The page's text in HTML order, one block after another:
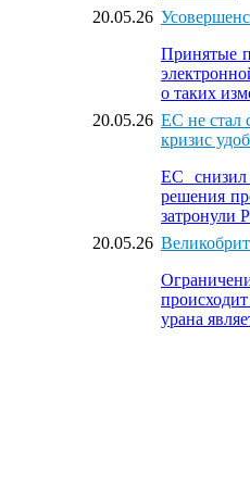
20.05.26
Принятые
о таких
20.05.26 ЕС не стал
кризис
ЕС снизил
решения
затронули
20.05.26
урана